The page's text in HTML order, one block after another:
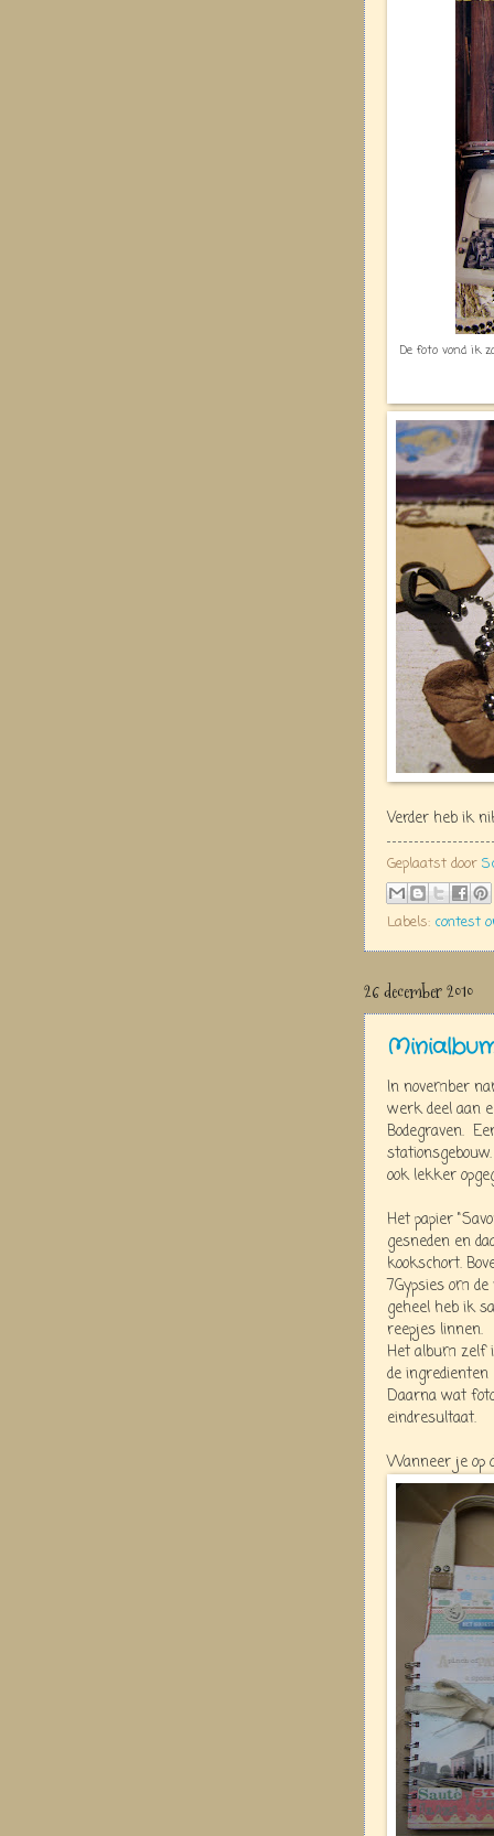
De foto vond ik
Verder heb ik
Geplaatst door
Labels: contest
26 december 2010
In november
werk deel aan
Bodegraven.
ook lekker
Het papier
gesneden en
kookschort.
7Gypsies om
geheel heb ik
reepjes linnen.
Het album zelf
de
Daarna wat
eindresultaat.
Wanneer je op